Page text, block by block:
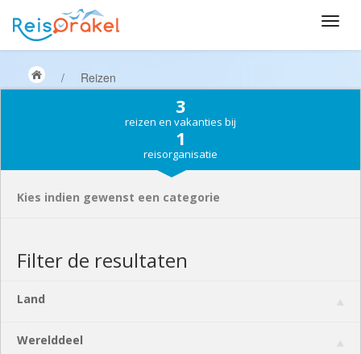
/ Reizen
3
reizen en vakanties bij
1
reisorganisatie
Kies indien gewenst een categorie
Filter de resultaten
Land
Werelddeel